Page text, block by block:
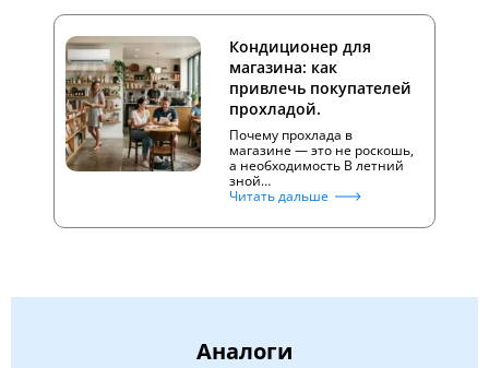
Кондиционер для
магазина: как
привлечь покупателей
прохладой.
Почему прохлада в
магазине — это не роскошь,
а необходимость В летний
зной…
Читать дальше
Аналоги